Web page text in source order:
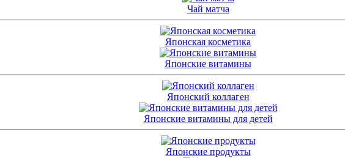
Чай матча
Японская косметика
Японские витамины
Японский коллаген
Японские витамины для детей
Японские продукты